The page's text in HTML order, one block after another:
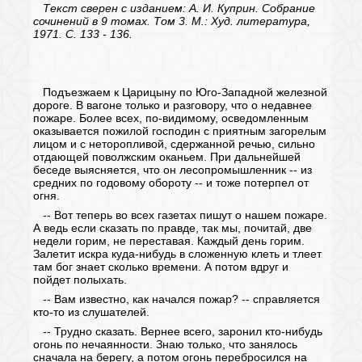
Текст сверен с изданием: А. И. Куприн. Собрание
сочинений в 9 томах. Том 3. М.: Худ. литература,
1971. С. 133 - 136
Подъезжаем к Царицыну по Юго-Западной железной
дороге. В вагоне только и разговору, что о недавнее
пожаре. Более всех, по-видимому, осведомленным
оказывается пожилой господин с приятным загорелым
лицом и с неторопливой, сдержанной речью, сильно
отдающей поволжским оканьем. При дальнейшей
беседе выясняется, что он лесопромышленник -- из
средних по годовому обороту -- и тоже потерпел от
огня.
-- Вот теперь во всех газетах пишут о нашем пожаре.
А ведь если сказать по правде, так мы, почитай, две
недели горим, не переставая. Каждый день горим.
Залетит искра куда-нибудь в сложенную клеть и тлеет
там бог знает сколько времени. А потом вдруг и
пойдет полыхать.
-- Вам известно, как начался пожар? -- справляется
кто-то из слушателей.
-- Трудно сказать. Вернее всего, заронил кто-нибудь
огонь по нечаянности. Знаю только, что занялось
сначала на берегу, а потом огонь перебросился на